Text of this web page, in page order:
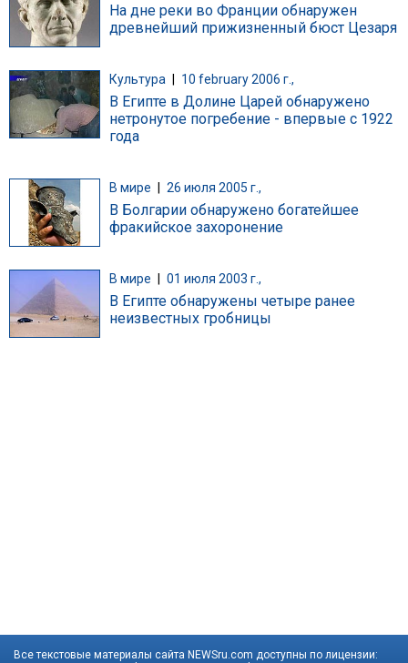
На дне реки во Франции обнаружен
древнейший прижизненный бюст Цезаря
Культура 10 february 2006 г.,
В Египте в Долине Царей обнаружено
нетронутое погребение - впервые с 1922
года
В мире 26 июля 2005 г.,
В Болгарии обнаружено богатейшее
фракийское захоронение
В мире 01 июля 2003 г.,
В Египте обнаружены четыре ранее
неизвестных гробницы
Все текстовые материалы сайта NEWSru.com доступны по лицензии: